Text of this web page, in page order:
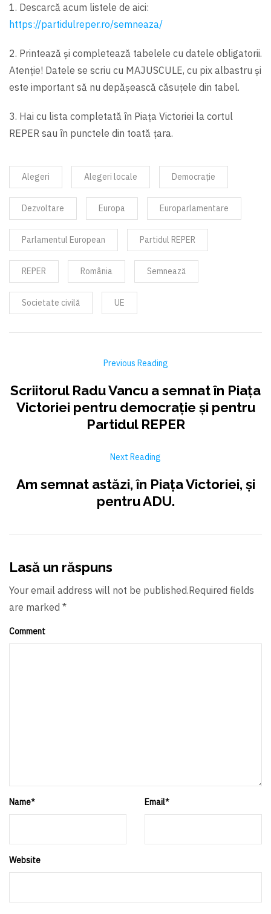
1. Descarcă acum listele de aici:
https://partidulreper.ro/semneaza/
2. Printează și completează tabelele cu datele obligatorii.
Atenție! Datele se scriu cu MAJUSCULE, cu pix albastru și
este important să nu depășească căsuțele din tabel.
3. Hai cu lista completată în Piața Victoriei la cortul
REPER sau în punctele din toată țara.
Alegeri Alegeri locale Democrație
Dezvoltare Europa Europarlamentare
Parlamentul European Partidul REPER
REPER România Semnează
Societate civilă UE
Previous Reading
Scriitorul Radu Vancu a semnat în Piața
Victoriei pentru democrație şi pentru
Partidul REPER
Next Reading
Am semnat astăzi, în Piața Victoriei, şi
pentru ADU.
Lasă un răspuns
Your email address will not be published.Required fields
are marked *
Comment
Name* Email*
Website